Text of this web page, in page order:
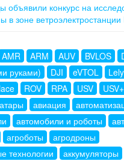
объявили конкурс на
в зоне
AMR ARM AUV BVLOS
руками)
DJI eVTOL Lely
ROV RPA USV
авиация
автомобили и роботы
агроботы
агродроны
технологии
аккумуляторы